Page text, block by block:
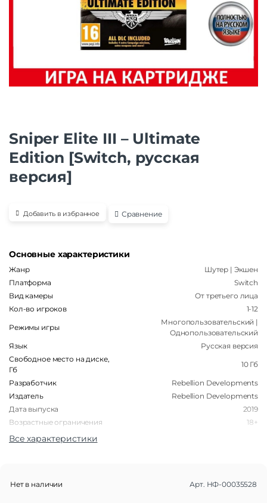
Sniper Elite III – Ultimate
Edition [Switch, русская
версия]
Добавить в избранное Сравнение
Основные характеристики
Жанр
Шутер | Экшен
Платформа
Switch
Вид камеры
От третьего лица
Кол-во игроков
1-12
Режимы игры
Многопользовательский |
Однопользовательский
Язык
Русская версия
Свободное место на диске,
Гб
10 Гб
Разработчик
Rebellion Developments
Издатель
Rebellion Developments
Дата выпуска
2019
Возрастные ограничения
18+
Поддержка VR
Все характеристики
Нет в наличии Арт. НФ-00035528